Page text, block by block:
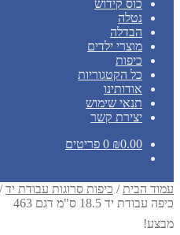
כוס קידוש
נטלה
הבדלה
מוצרי ילדים
כיפות
כל הקטגוריות
אודותינו
תנאי שימוש
יצירת קשר
₪0.00 0 פריטים
עמוד הבית / כיפות סרוגות עבודת יד/
כיפה עבודת יד 18.5 ס"מ דגם 463
מבצע!